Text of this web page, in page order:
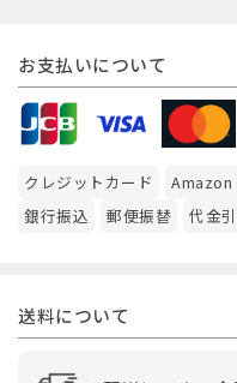
お支払いについて
クレジットカード Amazon
銀行振込
郵便振替 代金
送料について